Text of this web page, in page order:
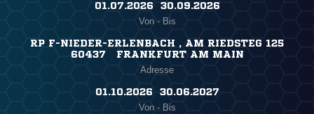
01.07.2026 ​ 30.09.2026
Von - Bis
RP F-NIEDER-ERLENBACH , AM RIEDSTEG 125
60437 FRANKFURT AM MAIN
Adresse
01.10.2026 ​ 30.06.2027
Von - Bis